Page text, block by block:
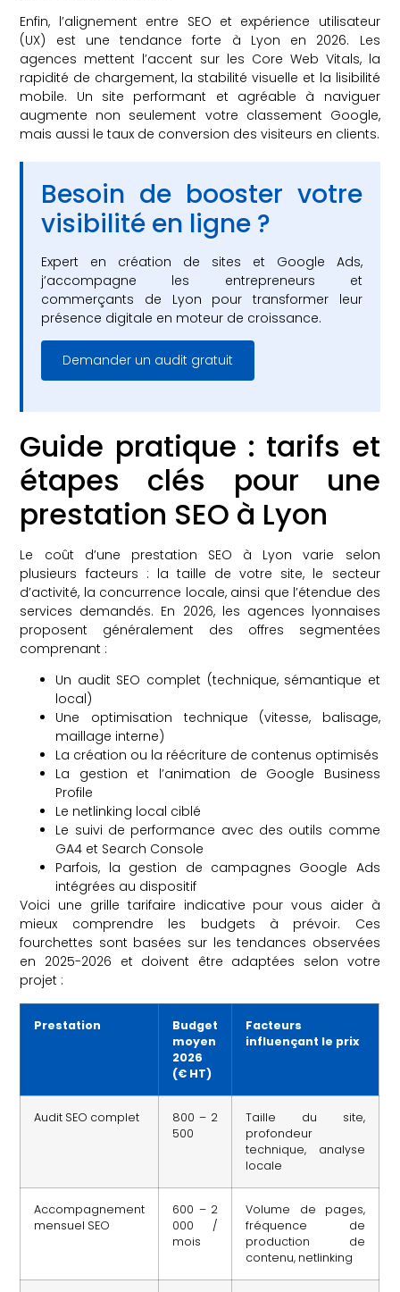
Enfin, l’alignement entre SEO et expérience utilisateur
(UX) est une tendance forte à Lyon en 2026. Les
agences mettent l’accent sur les Core Web Vitals, la
rapidité de chargement, la stabilité visuelle et la lisibilité
mobile. Un site performant et agréable à naviguer
augmente non seulement votre classement Google,
mais aussi le taux de conversion des visiteurs en clients.
Besoin de booster votre
visibilité en ligne ?
Expert en création de sites et Google Ads,
j’accompagne les entrepreneurs et
commerçants de Lyon pour transformer leur
présence digitale en moteur de croissance.
Demander un audit gratuit
Guide pratique : tarifs et
étapes clés pour une
prestation SEO à Lyon
Le coût d’une prestation SEO à Lyon varie selon
plusieurs facteurs : la taille de votre site, le secteur
d’activité, la concurrence locale, ainsi que l’étendue des
services demandés. En 2026, les agences lyonnaises
proposent généralement des offres segmentées
comprenant :
Un audit SEO complet (technique, sémantique et
local)
Une optimisation technique (vitesse, balisage,
maillage interne)
La création ou la réécriture de contenus optimisés
La gestion et l’animation de Google Business
Profile
Le netlinking local ciblé
Le suivi de performance avec des outils comme
GA4 et Search Console
Parfois, la gestion de campagnes Google Ads
intégrées au dispositif
Voici une grille tarifaire indicative pour vous aider à
mieux comprendre les budgets à prévoir. Ces
fourchettes sont basées sur les tendances observées
en 2025-2026 et doivent être adaptées selon votre
projet :
Prestation
Budget
moyen
2026
(€ HT)
Facteurs
influençant le prix
Audit SEO complet
800 – 2
500
Taille du site,
profondeur
technique, analyse
locale
Accompagnement
mensuel SEO
600 – 2
000 /
mois
Volume de pages,
fréquence de
production de
contenu, netlinking